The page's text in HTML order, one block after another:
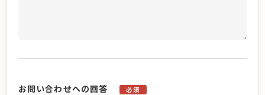
お問い合わせへの回答 必須